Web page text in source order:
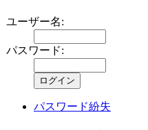
ユーザー名:
パスワード:
パスワード紛失